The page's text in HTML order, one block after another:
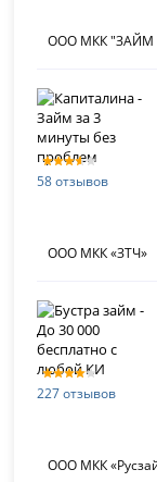
ООО МКК
58 отзывов
ООО МКК «ЗТЧ»
227 отзывов
ООО МКК